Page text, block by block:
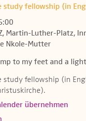
fellowship (in
Martin-Luther-Platz,
Nkole-Mutter
to my feet and a
fellowship (in
übernehmen